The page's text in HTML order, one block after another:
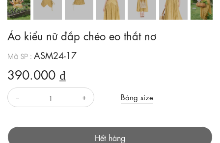
Áo kiểu nữ đắp chéo eo thắt nơ
Mã SP : ASM24-17
390.000 ₫
Bảng size
Hết hàng